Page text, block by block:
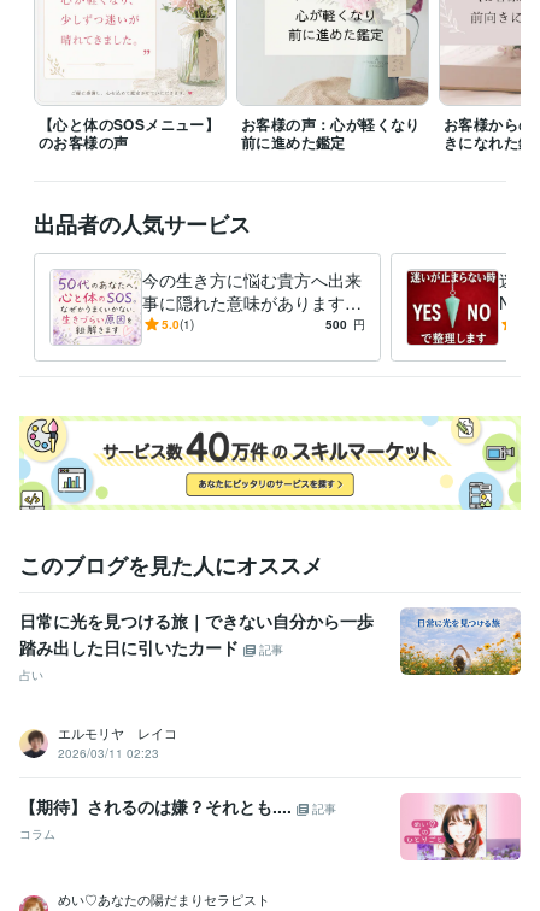
【心と体のSOSメニュー】
のお客様の声
お客様の声：心が軽くなり
前に進めた鑑定
お客様からの
きになれた鑑
出品者の人気サービス
今の生き方に悩む貴方へ出来
事に隠れた意味があります
あなたの心に寄り添い、今一
します。
5.0(1) 500 円
迷い
NO
締め
このブログを見た人にオススメ
日常に光を見つける旅｜できない自分から一歩
踏み出した日に引いたカード
記事
占い
エルモリヤ レイコ
2026/03/11 02:23
【期待】されるのは嫌？それとも....
記事
コラム
めい♡あなたの陽だまりセラピスト